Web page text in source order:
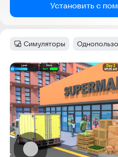
Установить с
Категория:
Симуляторы Тег:
Скриншоты